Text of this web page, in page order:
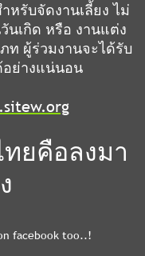
หรับจัดงานเลี้ยง ไม่
นเกิด หรือ งานแต่ง
ท ผู้ร่วมงานจะได้รับ
อย่างแน่นอน
ยคือลงมา
facebook too..!